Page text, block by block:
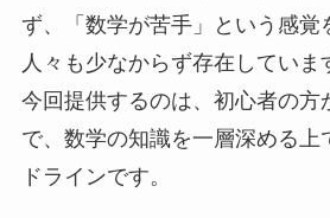
ず、「数学が苦手」という感覚
人々も少なからず存在していま
今回提供するのは、初心者の方
で、数学の知識を一層深める上
ドラインです。